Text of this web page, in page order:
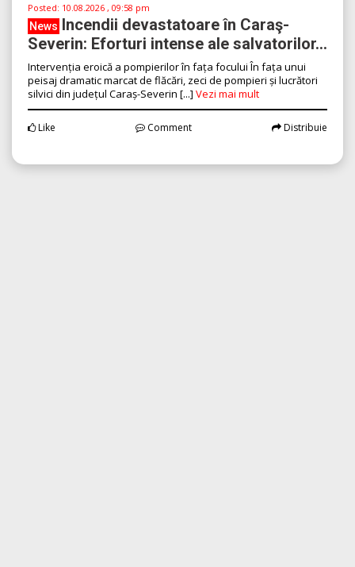
Posted: 10.08.2026 , 09:58 pm
News Incendii devastatoare în Caraş-
Severin: Eforturi intense ale salvatorilor...
Intervenția eroică a pompierilor în fața focului În fața unui
peisaj dramatic marcat de flăcări, zeci de pompieri și lucrători
silvici din județul Caraș-Severin [...] Vezi mai mult
Like Comment Distribuie